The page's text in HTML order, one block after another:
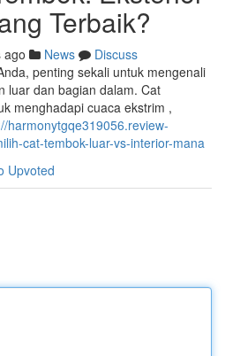
Terbaik?
ago News
Discuss
penting sekali untuk mengenali
luar dan bagian dalam. Cat
menghadapi cuaca ekstrim ,
harmonytgqe319056.review-
cat-tembok-luar-vs-interior-mana
Upvoted